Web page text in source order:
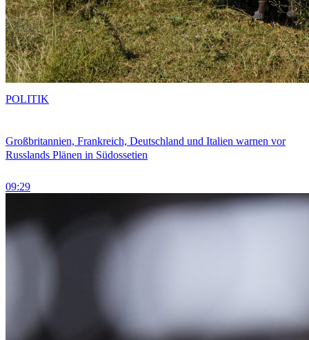
Großbritannien, Frankreich, Deutschland und Italien warnen vor
Russlands Plänen in Südossetien
09:29
POLITIK